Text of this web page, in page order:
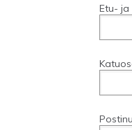
Etu- ja